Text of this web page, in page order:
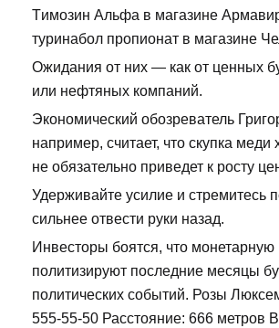
Tимозин Альфа в магазине
туринабол пропионат в магазине
Ожидания от них — как от ценных
или нефтяных компаний.
Экономический обозреватель
например, считает, что скупка
не обязательно приведет к росту
Удерживайте усилие и стремитесь
сильнее отвести руки назад.
Инвесторы боятся, что монетарную
политизируют последние месяцы
политических событий. Розы
555-55-50 Расстояние: 666 метров